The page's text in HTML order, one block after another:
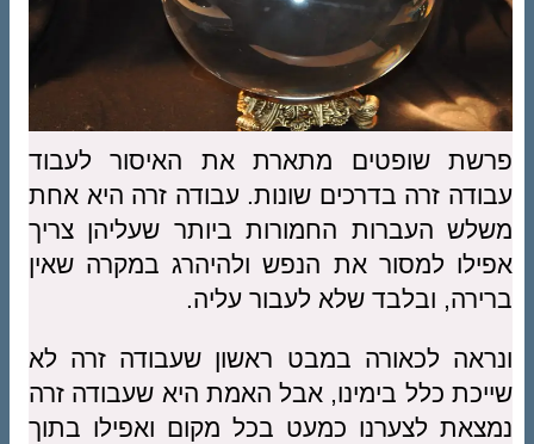
פרשת שופטים מתארת את האיסור לעבוד
עבודה זרה בדרכים שונות. עבודה זרה היא אחת
משלש העברות החמורות ביותר שעליהן צריך
אפילו למסור את הנפש ולהיהרג במקרה שאין
ברירה, ובלבד שלא לעבור עליה.
ונראה לכאורה במבט ראשון שעבודה זרה לא
שייכת כלל בימינו, אבל האמת היא שעבודה זרה
נמצאת לצערנו כמעט בכל מקום ואפילו בתוך